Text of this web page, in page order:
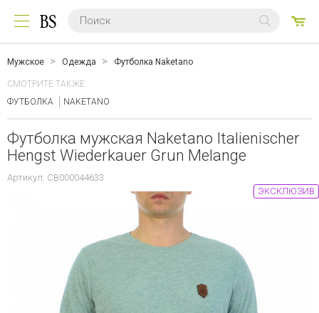
Мужское Одежда Футболка Naketano
СМОТРИТЕ ТАКЖЕ:
ФУТБОЛКА
NAKETANO
Футболка мужская Naketano Italienischer
Hengst Wiederkauer Grun Melange
Артикул: CB000044633
ЭКСКЛЮЗИВ